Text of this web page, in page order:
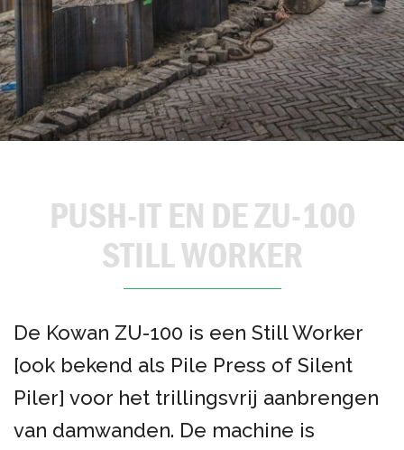
PUSH-IT EN DE ZU-100
STILL WORKER
De Kowan ZU-100 is een Still Worker
[ook bekend als Pile Press of Silent
Piler] voor het trillingsvrij aanbrengen
van damwanden. De machine is